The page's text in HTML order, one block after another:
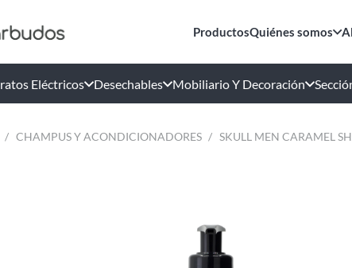
ProductosQuiénes somos
Eléctricos Desechables Mobiliario Y Decoración
/ CHAMPUS Y ACONDICIONADORES / SKULL MEN CARAMEL